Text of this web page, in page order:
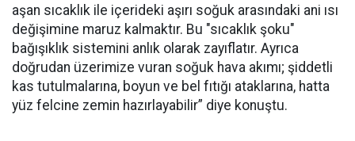
aşan sıcaklık ile içerideki aşırı soğuk arasındaki ani ısı
değişimine maruz kalmaktır. Bu "sıcaklık şoku"
bağışıklık sistemini anlık olarak zayıflatır. Ayrıca
doğrudan üzerimize vuran soğuk hava akımı; şiddetli
kas tutulmalarına, boyun ve bel fıtığı ataklarına, hatta
yüz felcine zemin hazırlayabilir” diye konuştu.